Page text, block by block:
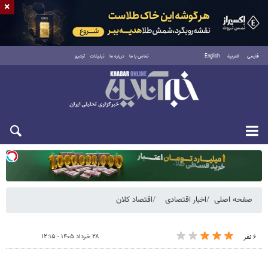
فارسی العربية English تماس با ما درباره ما تبلیغات آرشیو
یکشنبه ۱۸ مرداد ۱۴۰۵
صفحه اصلی اخبار اقتصادی اقتصاد کلان
۶ نفر ۲۸ خرداد ۱۴۰۵ - ۱۲:۱۵
×